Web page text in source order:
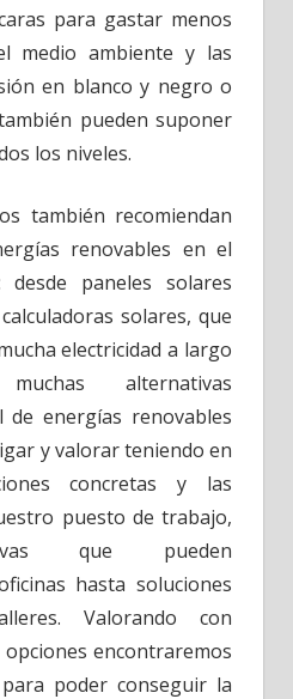
para gastar menos
medio ambiente y las
en blanco y negro o
pueden suponer
los niveles.
también recomiendan
renovables en el
paneles solares
solares, que
electricidad a largo
alternativas
de energías renovables
y valorar teniendo en
concretas y las
puesto de trabajo,
que pueden
hasta soluciones
Valorando con
encontraremos
poder conseguir la